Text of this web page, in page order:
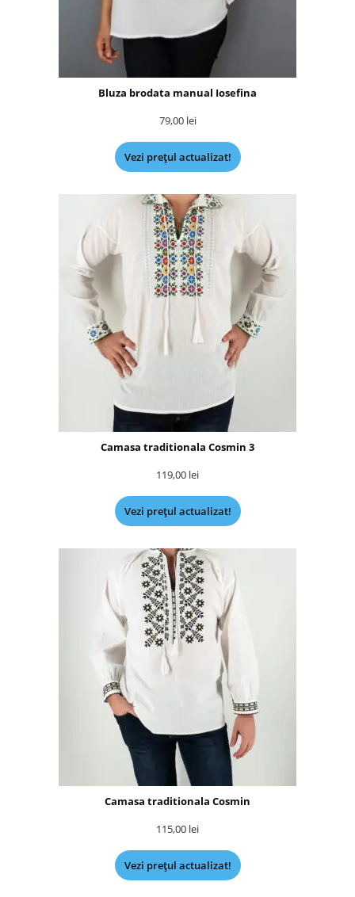
Bluza brodata manual Iosefina
79,00 lei
Vezi prețul actualizat!
Camasa traditionala Cosmin 3
119,00 lei
Vezi prețul actualizat!
Camasa traditionala Cosmin
115,00 lei
Vezi prețul actualizat!